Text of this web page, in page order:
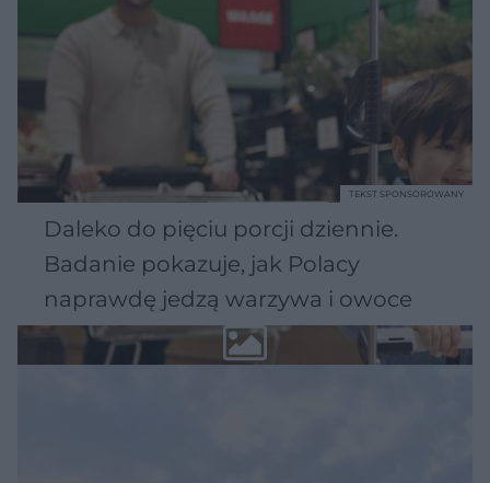
Daleko do pięciu porcji dziennie.
Badanie pokazuje, jak Polacy
naprawdę jedzą warzywa i owoce
TEKST SPONSOROWANY